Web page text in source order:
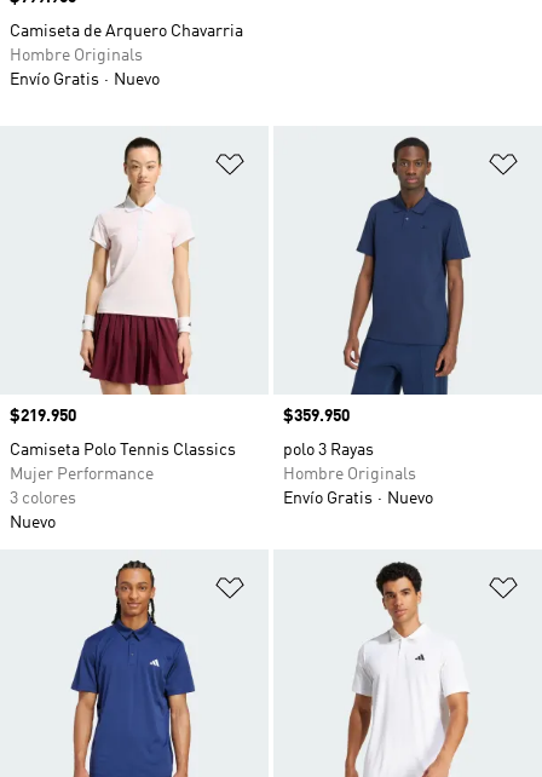
Añadir a la lista de deseos
Precio
$219.950
Camiseta Polo Tennis Classics
Mujer Performance
3 colores
Nuevo
Precio
$359.950
polo 3 Rayas
Hombre Originals
Envío Gratis
Nuevo
Añadir a la lista de deseos
Camiseta de Arquero Chavarria
Hombre Originals
Envío Gratis
Nuevo